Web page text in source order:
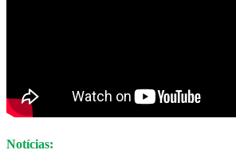
Notícias: